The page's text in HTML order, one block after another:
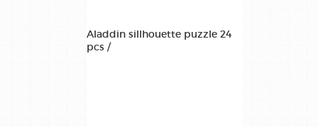
Aladdin sillhouette puzzle 24
pcs /